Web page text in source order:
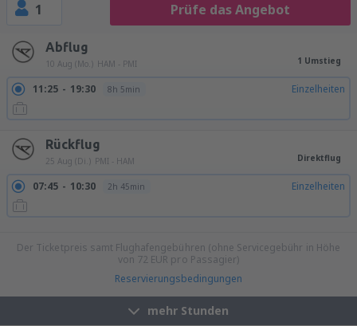
1 Prüfe das Angebot
Abflug
10 Aug (Mo.) HAM - PMI 1 Umstieg
11:25 19:30 8h 5min Einzelheiten
Rückflug
25 Aug (Di.) PMI - HAM Direktflug
07:45 10:30 2h 45min Einzelheiten
Der Ticketpreis samt Flughafengebühren (ohne Servicegebühr in Höhe
von 72 EUR pro Passagier)
Reservierungsbedingungen
mehr Stunden